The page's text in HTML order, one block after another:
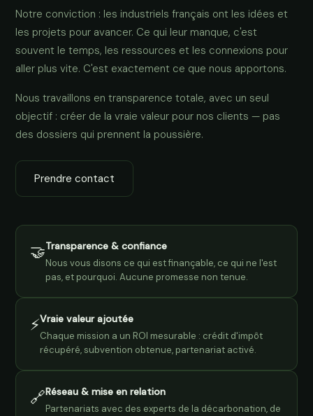
Notre conviction : les industriels français ont les idées et
les projets pour avancer. Ce qui leur manque, c'est
souvent le temps, les ressources et les connexions pour
aller plus vite. C'est exactement ce que nous apportons.
Nous travaillons en transparence totale, avec un seul
objectif : créer de la vraie valeur pour nos clients — pas
des dossiers qui prennent la poussière.
Prendre contact
🤝Transparence & confiance
Nous vous disons ce qui est finançable, ce qui ne l'est
pas, et pourquoi. Aucune promesse non tenue.
⚡Vraie valeur ajoutée
Chaque mission a un ROI mesurable : crédit d'impôt
récupéré, subvention obtenue, partenariat activé.
🔗Réseau & mise en relation
Partenariats avec des experts de la décarbonation, de